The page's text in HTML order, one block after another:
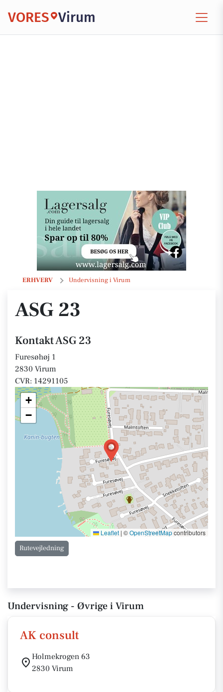
VORES Virum
ERHVERV Undervisning i Virum
ASG 23
ASG 23
Kontakt ASG 23
Furesøhøj 1
2830 Virum
CVR: 14291105
+
−
Leaflet | ©OpenStreetMapcontributors
Rutevejledning
Undervisning - Øvrige i Virum
AK consult
Holmekrogen 63
2830 Virum